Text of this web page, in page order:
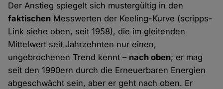
Der Anstieg spiegelt sich mustergültig in den
faktischen Messwerten der Keeling-Kurve (scripps-
Link siehe oben, seit 1958), die im gleitenden
Mittelwert seit Jahrzehnten nur einen,
ungebrochenen Trend kennt – nach oben; er mag
seit den 1990ern durch die Erneuerbaren Energien
abgeschwächt sein, aber er geht nach oben. Er